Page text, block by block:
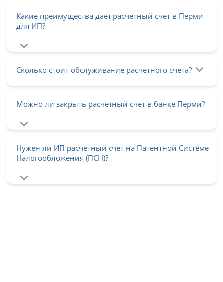
Какие преимущества дает расчетный счет в Перми
для ИП?
Сколько стоит обслуживание расчетного счета?
Можно ли закрыть расчетный счет в банке Перми?
Нужен ли ИП расчетный счет на Патентной Системе
Налогообложения (ПСН)?